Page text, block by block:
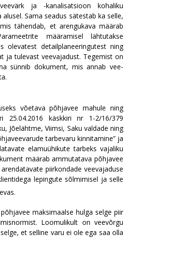
ja -kanalisatsioon kohaliku
Sama seadus sätestab ka selle,
tähendab, et arengukava määrab
määramisel lähtutakse
olevatest detailplaneeringutest ning
ja tulevast veevajadust. Tegemist on
sünnib dokument, mis annab vee-
võetava põhjavee mahule ning
25.04.2016 käskkiri nr 1-2/16/379
Jõelähtme, Viimsi, Saku valdade ning
tarbevaru kinnitamine” ja
elamuühikute tarbeks vajaliku
määrab ammutatava põhjavee
piirkondade veevajaduse
lepingute sõlmimisel ja selle
maksimaalse hulga selge piir
Loomulikult on veevõrgu
et selline varu ei ole ega saa olla